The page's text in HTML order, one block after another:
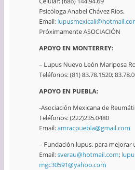
Psicóloga Anabel Chávez Ríos.
Email:
Próximamente ASOCIACIÓN
APOYO EN MONTERREY:
– Lupus Nuevo León Mariposa
Teléfonos: (81) 83.78.1520;
APOYO EN PUEBLA:
-Asociación Mexicana de
Teléfonos: (222)235.0480
Email:amracpuebla@gmail.com
– Fundación lupus, para mejorar
Email:sverau@hotmail.com;
mgc30591@yahoo.com